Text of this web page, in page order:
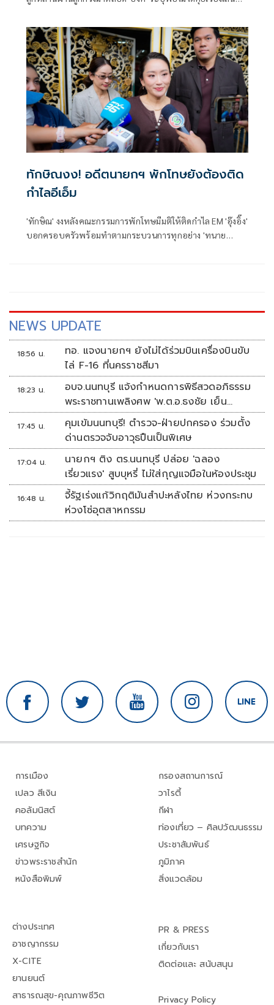
ต้อนรับ
ทักษิณงง! อดีตนายกฯ พักโทษยังต้องติด
กำไลอีเอ็ม
'ทักษิณ' งงหลังคณะกรรมการพักโทษมีมติให้ติดกำไล EM 'อุ๊งอิ๊ง'
บอกครอบครัวพร้อมทำตามกระบวนการทุกอย่าง 'ทนาย
NEWS UPDATE
18:56 น.
ทอ. แจงนายกฯ ยังไม่ได้ร่วมบินเครื่องบินขับ
ไล่ F-16 ที่นครราชสีมา
18:23 น.
อบจ.นนทบุรี แจ้งกำหนดการพิธีสวดอภิธรรม
พระราชทานเพลิงศพ 'พ.ต.อ.ธงชัย เย็น
ประเสริฐ'
17:45 น.
คุมเข้มนนทบุรี! ตำรวจ-ฝ่ายปกครอง ร่วมตั้ง
ด่านตรวจจับอาวุธปืนเป็นพิเศษ
17:04 น.
นายกฯ ติง ตร.นนทบุรี ปล่อย 'ฉลอง
เรี่ยวแรง' สูบบุหรี่ ไม่ใส่กุญแจมือในห้องประชุม
16:48 น.
จี้รัฐเร่งแก้วิกฤติมันสำปะหลังไทย ห่วงกระทบ
ห่วงโซ่อุตสาหกรรม
การเมือง
เปลว สีเงิน
คอลัมนิสต์
บทความ
เศรษฐกิจ
ข่าวพระราชสำนัก
หนังสือพิมพ์
กรองสถานการณ์
วาไรตี้
กีฬา
ท่องเที่ยว – ศิลปวัฒนธรรม
ประชาสัมพันธ์
ภูมิภาค
สิ่งแวดล้อม
ต่างประเทศ
อาชญากรรม
X-CITE
ยานยนต์
สาธารณสุข-คุณภาพชีวิต
PR & PRESS
เกี่ยวกับเรา
ติดต่อและ สนับสนุน
Privacy Policy